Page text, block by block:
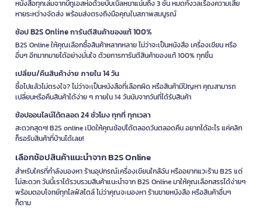
หนังสือทุกเล่มจากบีทูเอสห่อด้วยบับเบิ้ลหนาแน่นถึง 3 ชั้น หมดกังวลเรื่องความเสีย
หายระหว่างจัดส่ง พร้อมส่งตรงถึงมือคุณในสภาพสมบูรณ์
ช้อป B2S Online การันตีสินค้าของแท้ 100%
B2S Online ให้คุณเลือกซื้อสินค้าหลากหลาย ไม่ว่าจะเป็นหนังสือ เครื่องเขียน หรือ
อื่นๆ อีกมากมายได้อย่างมั่นใจ ด้วยการการันตีสินค้าของแท้ 100% ทุกชิ้น
เปลี่ยน/คืนสินค้าง่าย ภายใน 14 วัน
ซื้อไปแล้วไม่ตรงใจ? ไม่ว่าจะเป็นหนังสือที่เลือกผิด หรือสินค้ามีปัญหา คุณสามารถ
เปลี่ยนหรือคืนสินค้าได้ง่าย ๆ ภายใน 14 วันนับจากวันที่ได้รับสินค้า
ช้อปออนไลน์ได้ตลอด 24 ชั่วโมง ทุกที่ ทุกเวลา
สะดวกสุดๆ! B2S online เปิดให้คุณช้อปได้ตลอดวันตลอดคืน อยากได้อะไร แค่คลิก
ก็รอรับสินค้าที่บ้านได้เลย!
เลือกช้อปสินค้าแนะนำจาก B2S Online
สำหรับใครที่กำลังมองหา ร้านอุปกรณ์เครื่องเขียนใกล้ฉัน หรืออยากแวะร้าน B2S แต่
ไม่สะดวก วันนี้เราได้รวบรวมสินค้าแนะนำจาก B2S Online มาให้คุณเลือกสรรได้ง่ายๆ
พร้อมตอบโจทย์ทุกไลฟ์สไตล์ ไม่ว่าคุณจะมองหา ร้านขายหนังสือ หรือสินค้าอื่นๆ
ก็ตาม